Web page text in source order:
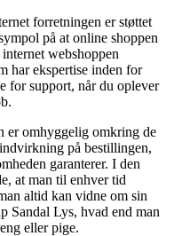
forretningen er støttet
på at online shoppen
webshoppen
har ekspertise inden for
for support, når du oplever
er omhyggelig omkring de
på bestillingen,
garanterer. I den
at man til enhver tid
altid kan vidne om sin
Sandal Lys, hvad end man
eller pige.